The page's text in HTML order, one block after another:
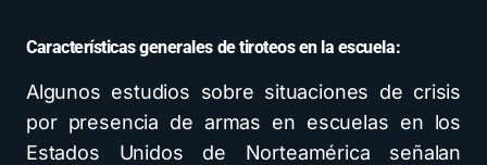
Características generales de tiroteos en la escuela:
Algunos estudios sobre situaciones de crisis
por presencia de armas en escuelas en los
Estados Unidos de Norteamérica señalan